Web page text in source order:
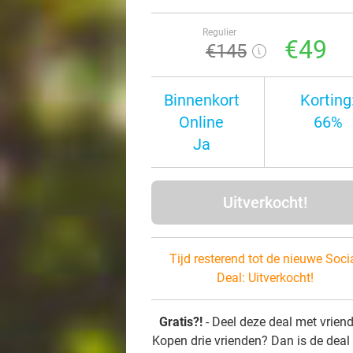
Regulier
€145 €49
Binnenkort
Online
Ja
66%
Uitverkocht!
Tijd resterend tot de nieuwe
Deal: Uitverkocht!
Gratis?! - Deel deze deal met
Kopen drie vrienden? Dan is de